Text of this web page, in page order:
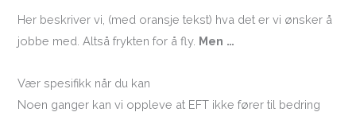
Her beskriver vi, (med oransje tekst) hva det er vi ønsker å
jobbe med. Altså frykten for å fly. Men …
Vær spesifikk når du kan
Noen ganger kan vi oppleve at EFT ikke fører til bedring